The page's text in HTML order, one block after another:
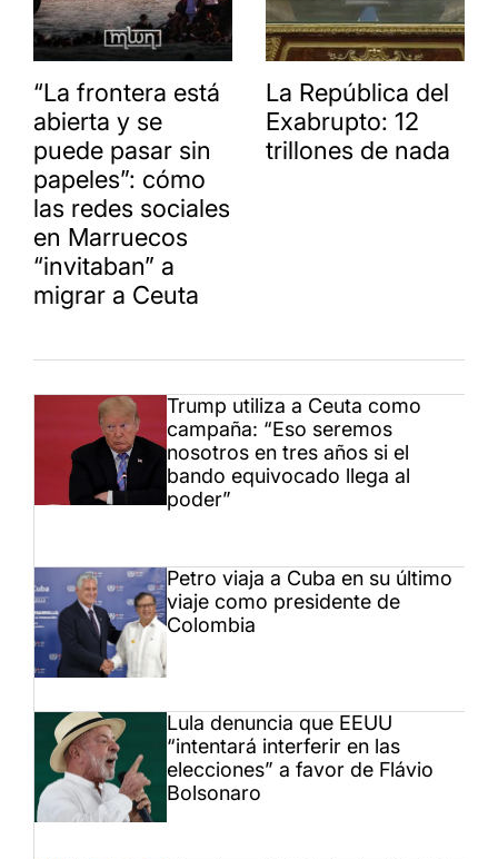
“La frontera está
abierta y se
puede pasar sin
papeles”: cómo
las redes sociales
en Marruecos
“invitaban” a
migrar a Ceuta
La República del
Exabrupto: 12
trillones de nada
Trump utiliza a Ceuta como
campaña: “Eso seremos
nosotros en tres años si el
bando equivocado llega al
poder”
Petro viaja a Cuba en su último
viaje como presidente de
Colombia
Lula denuncia que EEUU
“intentará interferir en las
elecciones” a favor de Flávio
Bolsonaro